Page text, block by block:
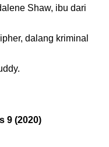
Shaw, ibu dari
dalang kriminal
9 (2020)